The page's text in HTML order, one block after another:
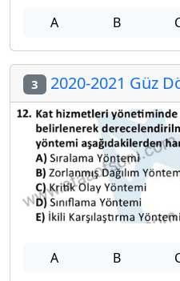
A B
3 2020-2021 Güz
A B